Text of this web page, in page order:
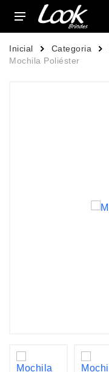
Inicial Categoria
Mochila Poliéster